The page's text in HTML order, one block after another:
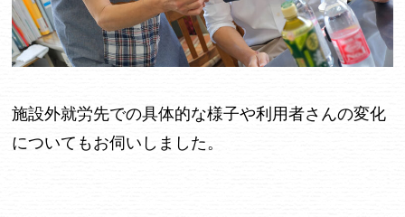
施設外就労先での具体的な様子や利用者さんの変化
についてもお伺いしました。